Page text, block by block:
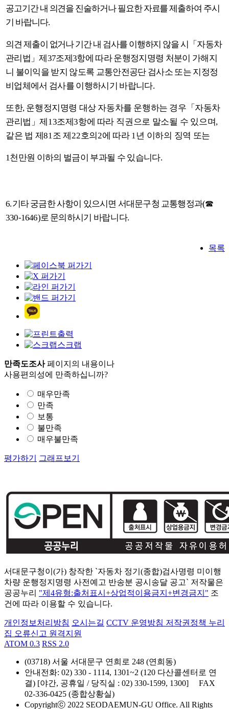
공고기간 내 의견을 진술하거나 필요한 자료를 제출하여 주시
기 바랍니다.
의견 제출이 없거나 기간 내 검사를 이행하지 않을 시 「 자동차
관리법 」제37조제3항에 따라 운행정지명령 처분이 가해지
니 불이익을 받지 않도록 교통안전공단 검사소 또는 지정정
비업체에서 검사를 이행하시기 바랍니다.
또한, 운행정지명령 대상 자동차를 운행하는 경우 「 자동차
관리법 」제 13조제3항에 따라 직권으로 말소될 수 있으며,
같은 법 제81 조 제 22호의 2에 따라 1 년 이하의 징역 또는
1천만원 이하의 벌금이 부과될 수 있습니다.
6.기타 궁금한 사항이 있으시면 서대문구청 교통행정과(☎
330-1646)로 문의하시기 바랍니다.
목록
출력
스크랩
만족도조사페이지의 내용이나
사용편의성에 만족하십니까?
매우만족
만족
보통
불만족
매우불만족
평가하기 그래프보기
서대문구청이(가) 창작한 `자동차 정기(종합)검사명령 미이행
차량 운행정지명령 사전예고 반송분 공시송달 공고` 저작물은
공공누리 "제4유형:출처표시+상업적이용금지+변경금지" 조
건에 따라 이용할 수 있습니다.
개인정보처리방침 오시는길 CCTV 운영방침 저작권정책 누리
집 오류신고 원격지원
ATOM 0.3 RSS 2.0
(03718) 서울 서대문구 연희로 248 (연희동)
안내전화: 02) 330 - 1114, 1301~2 (120 다산콜센터로 연
결) [야간, 공휴일 / 당직실 : 02) 330-1599, 1300] FAX
02-336-0425 (종합상황실)
Copyrightⓒ 2022 SEODAEMUN-GU Office. All Rights